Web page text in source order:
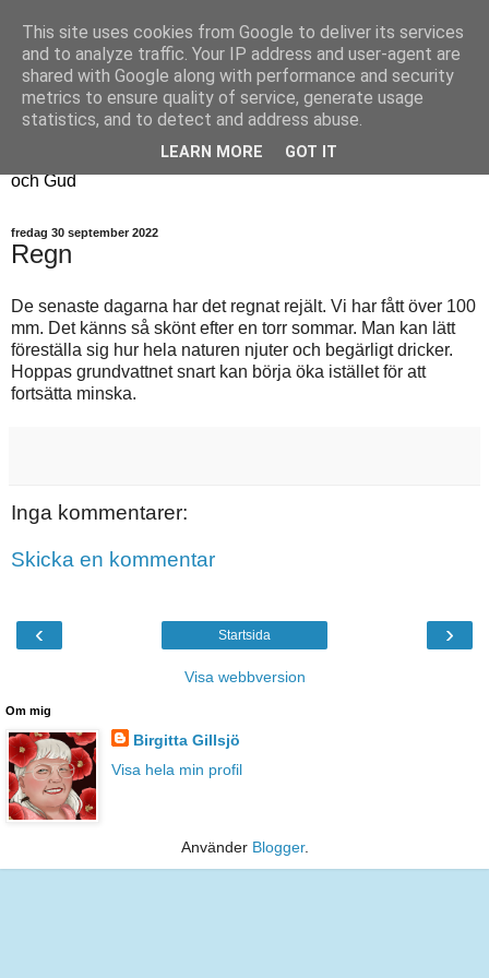
Fyren
Fyren finns för att sprida ljus i mörkret
För att påminna om guldkanterna i tillvaron
Här samsas jakt, hantverk, odling, och andra tankar om livet
och Gud
fredag 30 september 2022
Regn
De senaste dagarna har det regnat rejält. Vi har fått över 100
mm. Det känns så skönt efter en torr sommar. Man kan lätt
föreställa sig hur hela naturen njuter och begärligt dricker.
Hoppas grundvattnet snart kan börja öka istället för att
fortsätta minska.
Inga kommentarer:
Skicka en kommentar
‹ ›
Startsida
Visa webbversion
Om mig
Birgitta Gillsjö
Visa hela min profil
Använder Blogger.
This site uses cookies from Google to deliver its services
and to analyze traffic. Your IP address and user-agent are
shared with Google along with performance and security
metrics to ensure quality of service, generate usage
statistics, and to detect and address abuse.
LEARN MORE GOT IT